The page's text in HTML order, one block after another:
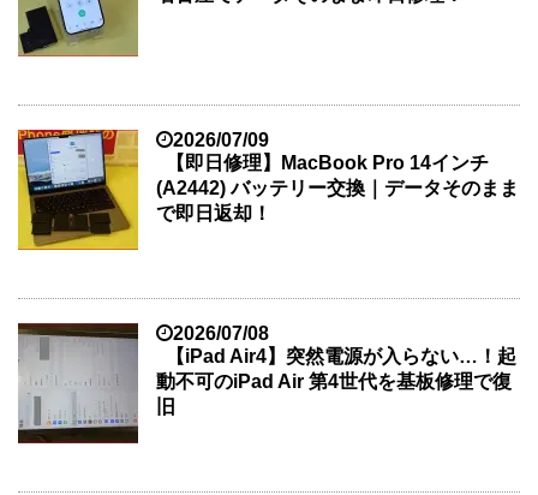
2026/07/09
【即日修理】MacBook Pro 14インチ
(A2442) バッテリー交換｜データそのまま
で即日返却！
2026/07/08
【iPad Air4】突然電源が入らない…！起
動不可のiPad Air 第4世代を基板修理で復
旧